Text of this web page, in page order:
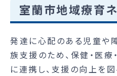
室蘭市地域療育
発達に心配のある児童や
族支援のため、保健・医
に連携し、支援の向上を